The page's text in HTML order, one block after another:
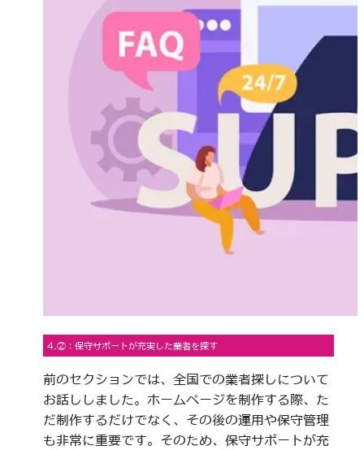
4.②：保守サポートが充実した業者を探す
前のセクションでは、全国での業者探しについて
お話ししました。ホームページを制作する際、た
だ制作するだけでなく、その後の運用や保守管理
も非常に重要です。そのため、保守サポートが充